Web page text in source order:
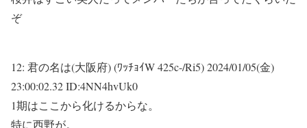
ぞ
12: 君の名は(大阪府) (ﾜｯﾁｮｲW 425c-/Ri5)2024/01/05(金)
23:00:02.32 ID:4NN4hvUk0
1期はここから化けるからな。
特に西野が。